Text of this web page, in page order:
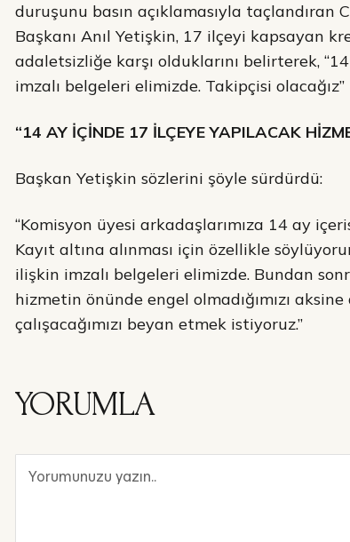
duruşunu basın açıklamasıyla
Başkanı Anıl Yetişkin, 17 ilçeyi kapsayan
adaletsizliğe karşı olduklarını belirterek,
imzalı belgeleri elimizde. Takipçisi
“14 AY İÇİNDE 17 İLÇEYE YAPILACAK
Başkan Yetişkin sözlerini şöyle sürdürdü:
“Komisyon üyesi arkadaşlarımıza 14 ay
Kayıt altına alınması için özellikle
ilişkin imzalı belgeleri elimizde. Bundan
hizmetin önünde engel olmadığımızı
çalışacağımızı beyan etmek istiyoruz.”
YORUMLA